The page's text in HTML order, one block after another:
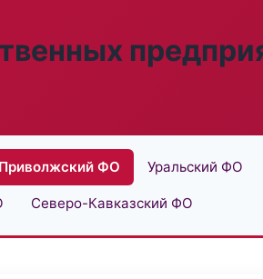
Приволжский ФО Уральский ФО
Северо-Кавказский ФО